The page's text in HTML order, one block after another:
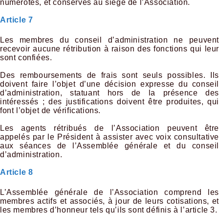
numérotés, et conservés au siège de l’Association.
Article 7
Les membres du conseil d’administration ne peuvent
recevoir aucune rétribution à raison des fonctions qui leur
sont confiées.
Des remboursements de frais sont seuls possibles. Ils
doivent faire l’objet d’une décision expresse du conseil
d’administration, statuant hors de la présence des
intéressés ; des justifications doivent être produites, qui
font l’objet de vérifications.
Les agents rétribués de l’Association peuvent être
appelés par le Président à assister avec voix consultative
aux séances de l’Assemblée générale et du conseil
d’administration.
Article 8
L’Assemblée générale de l’Association comprend les
membres actifs et associés, à jour de leurs cotisations, et
les membres d’honneur tels qu’ils sont définis à l’article 3.